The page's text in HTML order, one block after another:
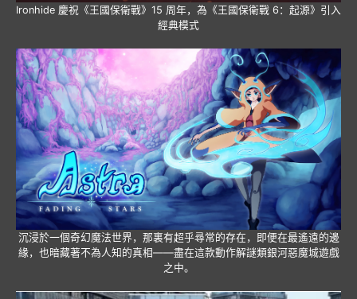
Ironhide 慶祝《王國保衛戰》15 周年，為《王國保衛戰 6：起源》引入
經典模式